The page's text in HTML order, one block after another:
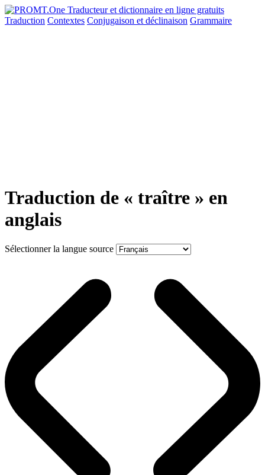
Traduction Contextes Conjugaison et déclinaison Grammaire
Traduction de « traître » en
anglais
Sélectionner la langue source